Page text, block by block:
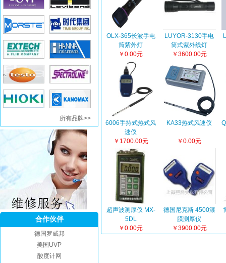
所有品牌>>
合作伙伴
德国罗威邦
美国UVP
酸度计网
OLX-365长波手电
筒紫外灯
￥0.00元
LUYOR-3130手电
筒式紫外线灯
￥3600.00元
6006手持式热式风
速仪
￥1700.00元
KA33热式风速仪
￥0.00元
超声波测厚仪 MX-
5DL
￥0.00元
德国尼克斯 4500漆
膜测厚仪
￥3900.00元